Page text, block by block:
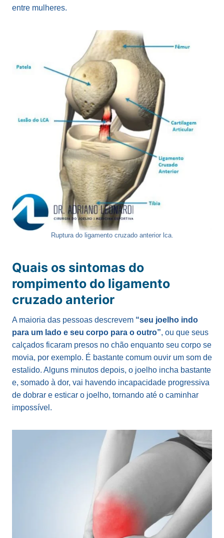
entre mulheres.
Ruptura do ligamento cruzado anterior lca.
Quais os sintomas do
rompimento do ligamento
cruzado anterior
A maioria das pessoas descrevem “seu joelho indo
para um lado e seu corpo para o outro”, ou que seus
calçados ficaram presos no chão enquanto seu corpo se
movia, por exemplo. É bastante comum ouvir um som de
estalido. Alguns minutos depois, o joelho incha bastante
e, somado à dor, vai havendo incapacidade progressiva
de dobrar e esticar o joelho, tornando até o caminhar
impossível.